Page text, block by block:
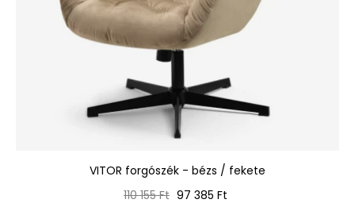
VITOR forgószék - bézs / fekete
Normál
110 155 Ft Ár
97 385 Ft